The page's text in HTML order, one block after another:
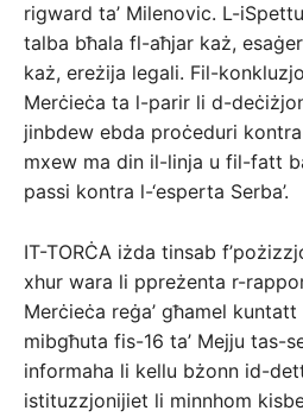
rigward ta’ Milenovic. L-
talba bħala fl-aħjar każ,
każ, ereżija legali. Fil-
Merċieċa ta l-parir li d-
jinbdew ebda proċeduri
mxew ma din il-linja u fil-fatt
passi kontra l-‘esperta Serba’.
IT-TORĊA iżda tinsab
xhur wara li ppreżenta r-
Merċieċa reġa’ għamel kuntatt
mibgħuta fis-16 ta’ Mejju tas-
informaha li kellu bżonn id-
istituzzjonijiet li minnhom